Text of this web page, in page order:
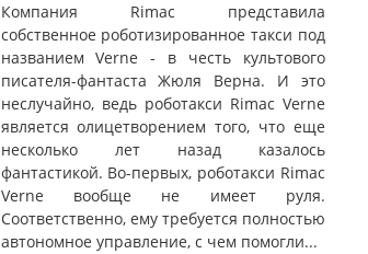
Компания Rimac представила
собственное роботизированное такси под
названием Verne - в честь культового
писателя-фантаста Жюля Верна. И это
неслучайно, ведь роботакси Rimac Verne
является олицетворением того, что еще
несколько лет назад казалось
фантастикой. Во-первых, роботакси Rimac
Verne вообще не имеет руля.
Соответственно, ему требуется полностью
автономное управление, с чем помогли...